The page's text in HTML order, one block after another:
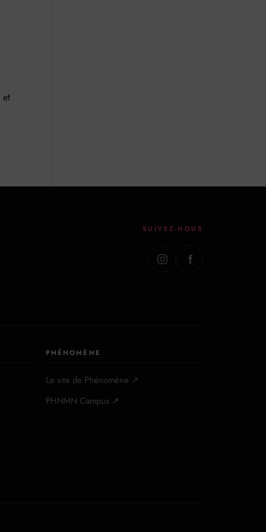
et
SUIVEZ-NOUS
PHÉNOMÈNE
Le site de Phénomène ↗
PHNMN Campus ↗